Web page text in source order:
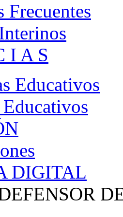
Frecuentes
I A S
Educativos
DIGITAL